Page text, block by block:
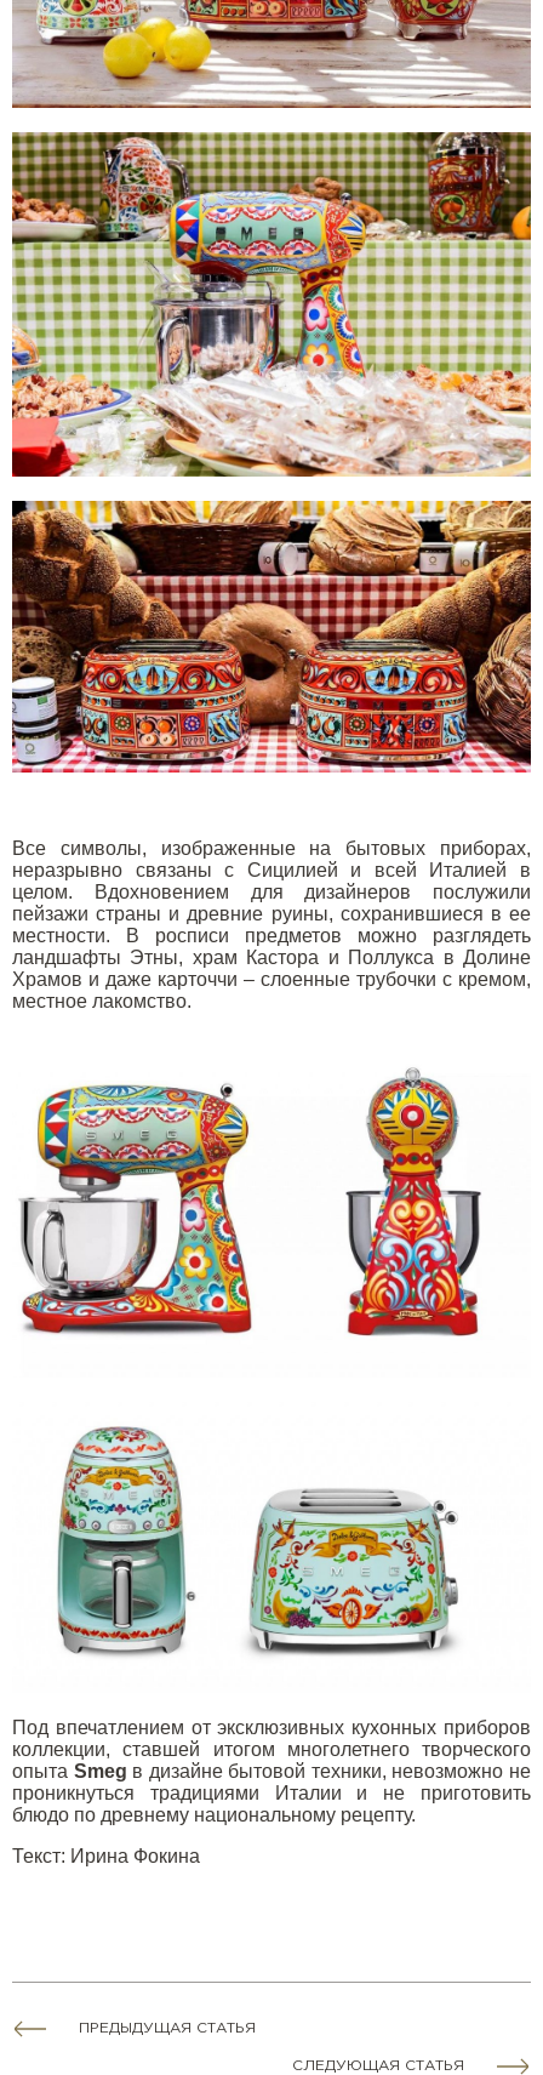
Все символы, изображенные на бытовых приборах,
неразрывно связаны с Сицилией и всей Италией в
целом. Вдохновением для дизайнеров послужили
пейзажи страны и древние руины, сохранившиеся в ее
местности.
В росписи предметов можно разглядеть
ландшафты Этны, храм Кастора и Поллукса в Долине
Храмов и даже карточчи – слоенные трубочки с кремом,
местное лакомство.
Под впечатлением от эксклюзивных кухонных приборов
коллекции, ставшей итогом многолетнего творческого
опыта Smeg в дизайне бытовой техники, невозможно не
проникнуться традициями Италии и не приготовить
блюдо по древнему национальному рецепту.
Текст: Ирина Фокина
ПРЕДЫДУЩАЯ СТАТЬЯ
СЛЕДУЮЩАЯ СТАТЬЯ